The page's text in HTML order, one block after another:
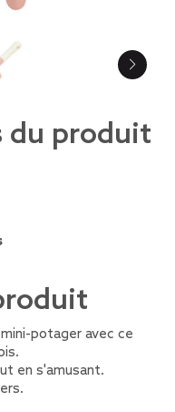
du produit
potager avec ce
en s'amusant.